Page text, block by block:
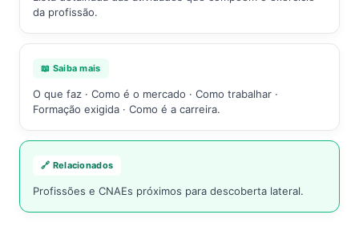
da profissão.
📖 Saiba mais
O que faz · Como é o mercado · Como trabalhar ·
Formação exigida · Como é a carreira.
🔗 Relacionados
Profissões e CNAEs próximos para descoberta lateral.